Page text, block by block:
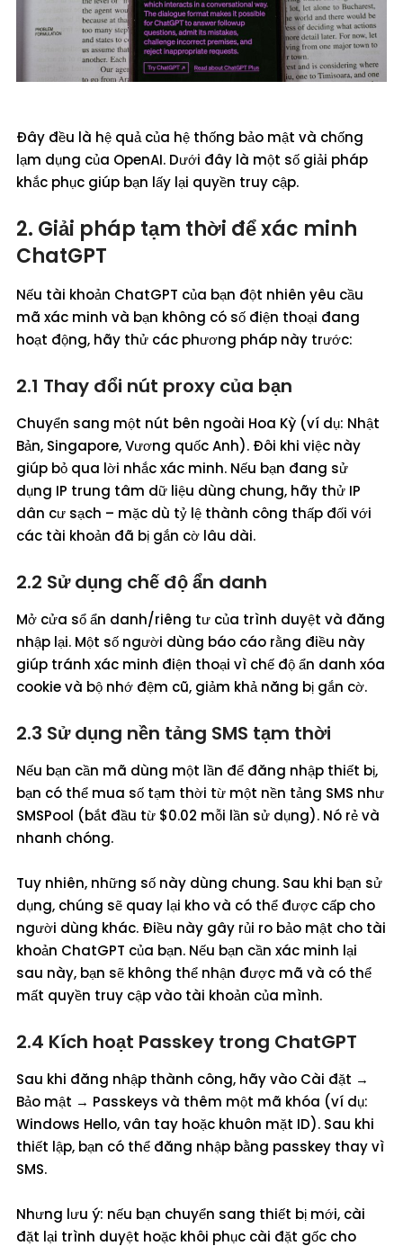
Đây đều là hệ quả của hệ thống bảo mật và chống
lạm dụng của OpenAI. Dưới đây là một số giải pháp
khắc phục giúp bạn lấy lại quyền truy cập.
2. Giải pháp tạm thời để xác minh
ChatGPT
Nếu tài khoản ChatGPT của bạn đột nhiên yêu cầu
mã xác minh và bạn không có số điện thoại đang
hoạt động, hãy thử các phương pháp này trước:
2.1 Thay đổi nút proxy của bạn
Chuyển sang một nút bên ngoài Hoa Kỳ (ví dụ: Nhật
Bản, Singapore, Vương quốc Anh). Đôi khi việc này
giúp bỏ qua lời nhắc xác minh. Nếu bạn đang sử
dụng IP trung tâm dữ liệu dùng chung, hãy thử IP
dân cư sạch – mặc dù tỷ lệ thành công thấp đối với
các tài khoản đã bị gắn cờ lâu dài.
2.2 Sử dụng chế độ ẩn danh
Mở cửa sổ ẩn danh/riêng tư của trình duyệt và đăng
nhập lại. Một số người dùng báo cáo rằng điều này
giúp tránh xác minh điện thoại vì chế độ ẩn danh xóa
cookie và bộ nhớ đệm cũ, giảm khả năng bị gắn cờ.
2.3 Sử dụng nền tảng SMS tạm thời
Nếu bạn cần mã dùng một lần để đăng nhập thiết bị,
bạn có thể mua số tạm thời từ một nền tảng SMS như
SMSPool (bắt đầu từ $0.02 mỗi lần sử dụng). Nó rẻ và
nhanh chóng.
Tuy nhiên, những số này dùng chung. Sau khi bạn sử
dụng, chúng sẽ quay lại kho và có thể được cấp cho
người dùng khác. Điều này gây rủi ro bảo mật cho tài
khoản ChatGPT của bạn. Nếu bạn cần xác minh lại
sau này, bạn sẽ không thể nhận được mã và có thể
mất quyền truy cập vào tài khoản của mình.
2.4 Kích hoạt Passkey trong ChatGPT
Sau khi đăng nhập thành công, hãy vào Cài đặt →
Bảo mật → Passkeys và thêm một mã khóa (ví dụ:
Windows Hello, vân tay hoặc khuôn mặt ID). Sau khi
thiết lập, bạn có thể đăng nhập bằng passkey thay vì
SMS.
Nhưng lưu ý: nếu bạn chuyển sang thiết bị mới, cài
đặt lại trình duyệt hoặc khôi phục cài đặt gốc cho